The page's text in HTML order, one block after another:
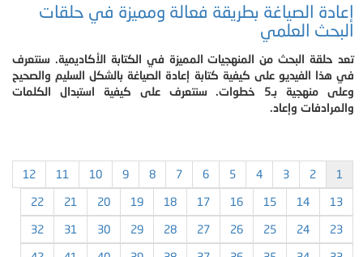
إعادة الصياغة بطريقة فعالة ومميزة في حلقات
البحث العلمي
تعد حلقة البحث من المنهجيات المميزة في الكتابة الأكاديمية. سنتعرف
في هذا الفيديو على كيفية كتابة إعادة الصياغة بالشكل السليم والصحيح
وعلى منهجية بـ5 خطوات. سنتعرف على كيفية استبدال الكلمات
والمرادفات وإعاد.
1
2
3
4
5
6
7
8
9
10
11
12
13
14
15
16
17
18
19
20
21
22
23
24
25
26
27
28
29
30
31
32